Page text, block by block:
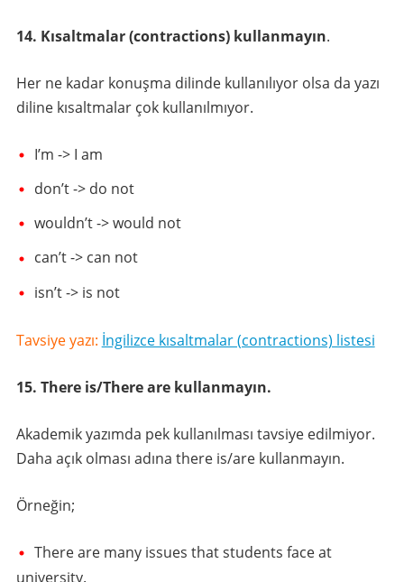
14. Kısaltmalar (contractions) kullanmayın.
Her ne kadar konuşma dilinde kullanılıyor olsa da yazı
diline kısaltmalar çok kullanılmıyor.
I’m -> I am
don’t -> do not
wouldn’t -> would not
can’t -> can not
isn’t -> is not
Tavsiye yazı: İngilizce kısaltmalar (contractions) listesi
15. There is/There are kullanmayın.
Akademik yazımda pek kullanılması tavsiye edilmiyor.
Daha açık olması adına there is/are kullanmayın.
Örneğin;
There are many issues that students face at
university.